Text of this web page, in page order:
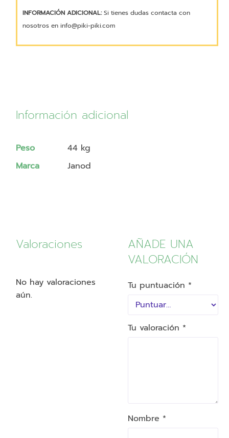
INFORMACIÓN ADICIONAL:Si tienes dudas contacta con
nosotros en info@piki-piki.com
Información adicional
Peso
44 kg
Marca
Janod
Valoraciones
No hay valoraciones
aún.
AÑADE UNA
VALORACIÓN
Tu puntuación *
Tu valoración *
Nombre *